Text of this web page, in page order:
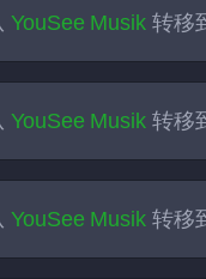
YouSee Musik 转移
YouSee Musik 转移
YouSee Musik 转移